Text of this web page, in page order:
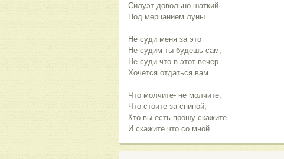
Силуэт довольно шаткий
Под мерцанием луны.
Не суди меня за это
Не судим ты будешь сам,
Не суди что в этот вечер
Хочется отдаться вам .
Что молчите- не молчите,
Что стоите за спиной,
Кто вы есть прошу скажите
И скажите что со мной.